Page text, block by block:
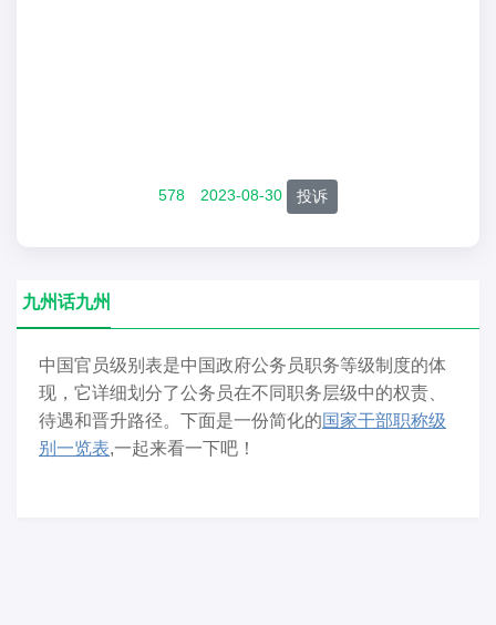
578 2023-08-30 投诉
九州话九州
中国官员级别表是中国政府公务员职务等级制度的体
现，它详细划分了公务员在不同职务层级中的权责、
待遇和晋升路径。下面是一份简化的国家干部职称级
别一览表,一起来看一下吧！